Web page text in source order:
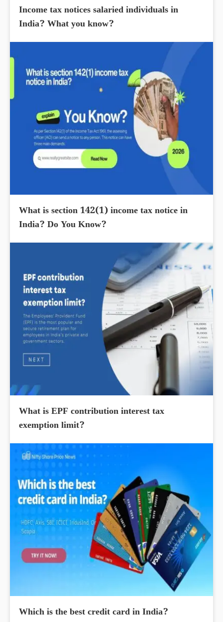
Income tax notices salaried individuals in
India? What you know?
What is section 142(1) income tax notice in
India? Do You Know?
What is EPF contribution interest tax
exemption limit?
Which is the best credit card in India?